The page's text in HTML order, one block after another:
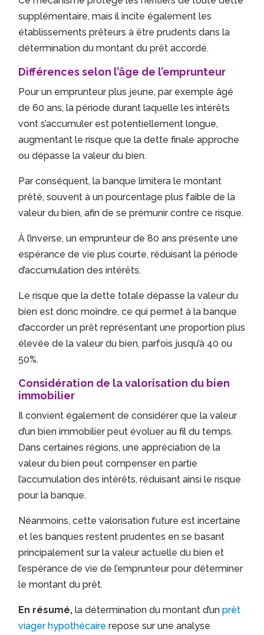
supplémentaire, mais il incite également les
établissements prêteurs à être prudents dans la
détermination du montant du prêt accordé.
Différences selon l’âge de l’emprunteur
Pour un emprunteur plus jeune, par exemple âgé
de 60 ans, la période durant laquelle les intérêts
vont s’accumuler est potentiellement longue,
augmentant le risque que la dette finale approche
ou dépasse la valeur du bien.
Par conséquent, la banque limitera le montant
prêté, souvent à un pourcentage plus faible de la
valeur du bien, afin de se prémunir contre ce risque.
À l’inverse, un emprunteur de 80 ans présente une
espérance de vie plus courte, réduisant la période
d’accumulation des intérêts.
Le risque que la dette totale dépasse la valeur du
bien est donc moindre, ce qui permet à la banque
d’accorder un prêt représentant une proportion plus
élevée de la valeur du bien, parfois jusqu’à 40 ou
50%.
Considération de la valorisation du bien
immobilier
Il convient également de considérer que la valeur
d’un bien immobilier peut évoluer au fil du temps.
Dans certaines régions, une appréciation de la
valeur du bien peut compenser en partie
l’accumulation des intérêts, réduisant ainsi le risque
pour la banque.
Néanmoins, cette valorisation future est incertaine
et les banques restent prudentes en se basant
principalement sur la valeur actuelle du bien et
l’espérance de vie de l’emprunteur pour déterminer
le montant du prêt.
En résumé, la détermination du montant d’unprêt
viager hypothécaire repose sur une analyse